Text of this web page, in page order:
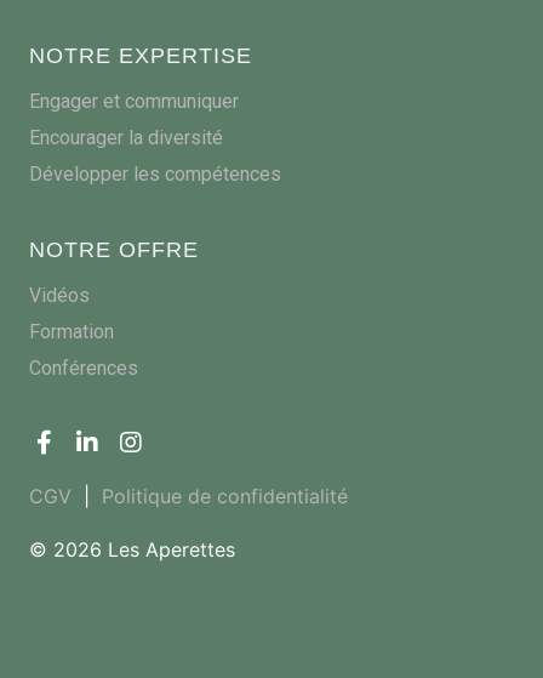
NOTRE EXPERTISE
Engager et communiquer
Encourager la diversité
Développer les compétences
NOTRE OFFRE
Vidéos
Formation
Conférences
CGV Politique de confidentialité
© 2026 Les Aperettes